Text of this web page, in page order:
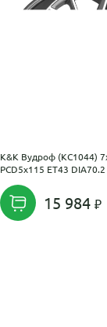
K&K Вудроф (КС1044)
PCD5x115 ET43 DIA70.2
15 984